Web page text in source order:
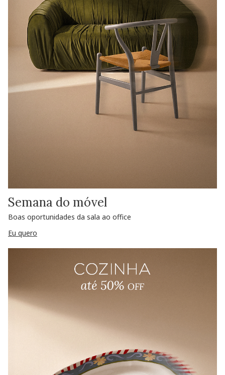
Semana do móvel
Boas oportunidades da sala ao office
Eu quero